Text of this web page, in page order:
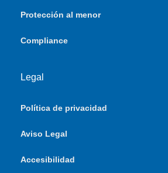
Protección al menor
Compliance
Legal
Política de privacidad
Aviso Legal
Accesibilidad